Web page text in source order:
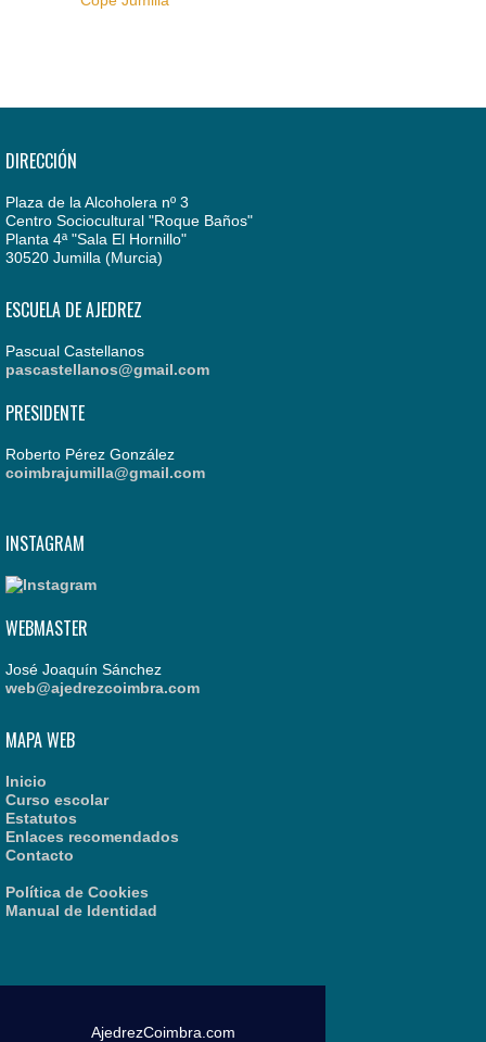
DIRECCIÓN
Plaza de la Alcoholera nº 3
Centro Sociocultural "Roque Baños"
Planta 4ª "Sala El Hornillo"
30520 Jumilla (Murcia)
ESCUELA DE AJEDREZ
Pascual Castellanos
pascastellanos@gmail.com
PRESIDENTE
Roberto Pérez González
coimbrajumilla@gmail.com
INSTAGRAM
WEBMASTER
José Joaquín Sánchez
web@ajedrezcoimbra.com
MAPA WEB
Inicio
Curso escolar
Estatutos
Enlaces recomendados
Contacto
Política de Cookies
Manual de Identidad
AjedrezCoimbra.com